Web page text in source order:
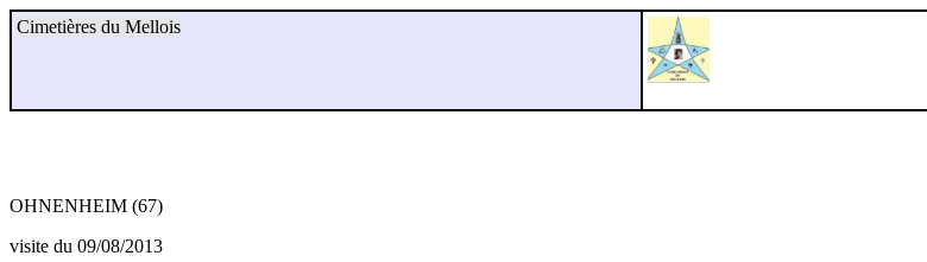
Cimetières du Mellois
OHNENHEIM (67)
visite du 09/08/2013